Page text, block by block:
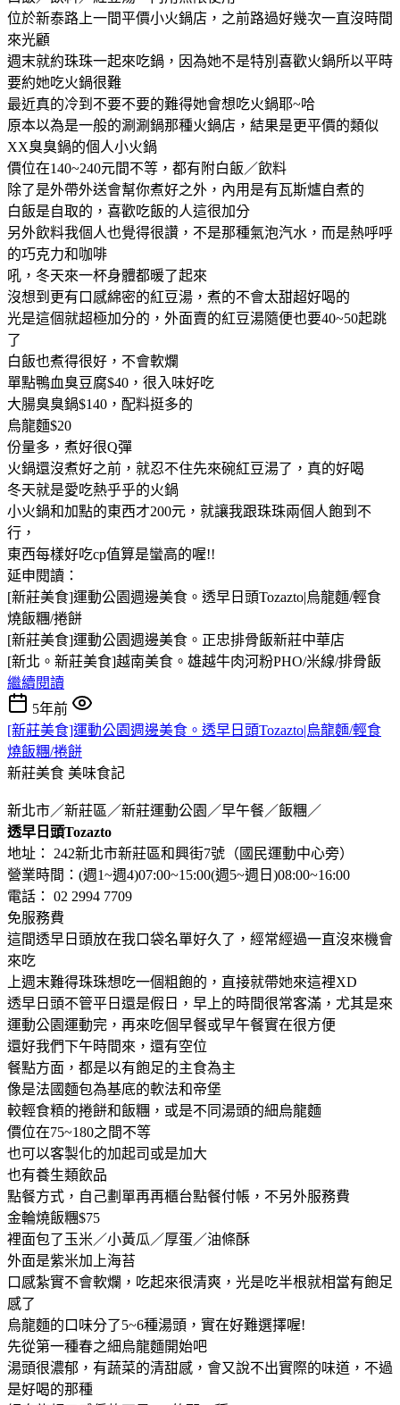
位於新泰路上一間平價小火鍋店，之前路過好幾次一直沒時間
來光顧
週末就約珠珠一起來吃鍋，因為她不是特別喜歡火鍋所以平時
要約她吃火鍋很難
最近真的冷到不要不要的難得她會想吃火鍋耶~哈
原本以為是一般的涮涮鍋那種火鍋店，結果是更平價的類似
XX臭臭鍋的個人小火鍋
價位在140~240元間不等，都有附白飯／飲料
除了是外帶外送會幫你煮好之外，內用是有瓦斯爐自煮的
白飯是自取的，喜歡吃飯的人這很加分
另外飲料我個人也覺得很讚，不是那種氣泡汽水，而是熱呼呼
的巧克力和咖啡
吼，冬天來一杯身體都暖了起來
沒想到更有口感綿密的紅豆湯，煮的不會太甜超好喝的
光是這個就超極加分的，外面賣的紅豆湯隨便也要40~50起跳
了
白飯也煮得很好，不會軟爛
單點鴨血臭豆腐$40，很入味好吃
大腸臭臭鍋$140，配料挺多的
烏龍麵$20
份量多，煮好很Q彈
火鍋還沒煮好之前，就忍不住先來碗紅豆湯了，真的好喝
冬天就是愛吃熱乎乎的火鍋
小火鍋和加點的東西才200元，就讓我跟珠珠兩個人飽到不
行，
東西每樣好吃cp值算是蠻高的喔!!
延申閱讀：
[新莊美食]運動公園週邊美食。透早日頭Tozazto|烏龍麵/輕食
燒飯糰/捲餅
[新莊美食]運動公園週邊美食。正忠排骨飯新莊中華店
[新北。新莊美食]越南美食。雄越牛肉河粉PHO/米線/排骨飯
繼續閱讀
5年前
[新莊美食]運動公園週邊美食。透早日頭Tozazto|烏龍麵/輕食
燒飯糰/捲餅
新莊美食 美味食記
新北市／新莊區／新莊運動公園／早午餐／飯糰／
透早日頭Tozazto
地址： 242新北市新莊區和興街7號（國民運動中心旁）
營業時間：(週1~週4)07:00~15:00(週5~週日)08:00~16:00
電話： 02 2994 7709
免服務費
這間透早日頭放在我口袋名單好久了，經常經過一直沒來機會
來吃
上週末難得珠珠想吃一個粗飽的，直接就帶她來這裡XD
透早日頭不管平日還是假日，早上的時間很常客滿，尤其是來
運動公園運動完，再來吃個早餐或早午餐實在很方便
還好我們下午時間來，還有空位
餐點方面，都是以有飽足的主食為主
像是法國麵包為基底的軟法和帝堡
較輕食頪的捲餅和飯糰，或是不同湯頭的細烏龍麵
價位在75~180之間不等
也可以客製化的加起司或是加大
也有養生類飲品
點餐方式，自己劃單再再櫃台點餐付帳，不另外服務費
金輪燒飯糰$75
裡面包了玉米／小黃瓜／厚蛋／油條酥
外面是紫米加上海苔
口感紮實不會軟爛，吃起來很清爽，光是吃半根就相當有飽足
感了
烏龍麵的口味分了5~6種湯頭，實在好難選擇喔!
先從第一種春之細烏龍麵開始吧
湯頭很濃郁，有蔬菜的清甜感，會又說不出實際的味道，不過
是好喝的那種